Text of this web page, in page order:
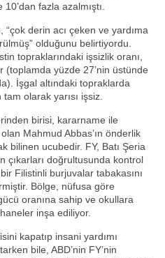
fazla azalmıştı.
derin acı çeken ve yardıma
olduğunu belirtiyordu.
topraklarındaki işsizlik oranı,
(toplamda yüzde 27’nin üstünde
İşgal altındaki topraklarda
olarak yarısı işsiz.
birisi, kararname ile
Mahmud Abbas’ın önderlik
bilinen ucubedir. FY, Batı Şeria
çıkarları doğrultusunda kontrol
Filistinli burjuvalar tabakasını
Bölge, nüfusa göre
oranına sahip ve okullara
inşa ediliyor.
kapatıp insani yardımı
bile, ABD’nin FY’nin